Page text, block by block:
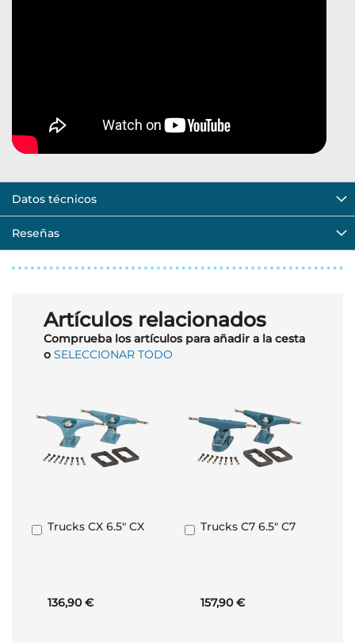
Datos técnicos
Reseñas
Artículos relacionados
Comprueba los artículos para añadir a la cesta
o SELECCIONAR TODO
Trucks CX 6.5" CX
136,90 €
Añadir
Trucks C7 6.5" C7
157,90 €
Añadir